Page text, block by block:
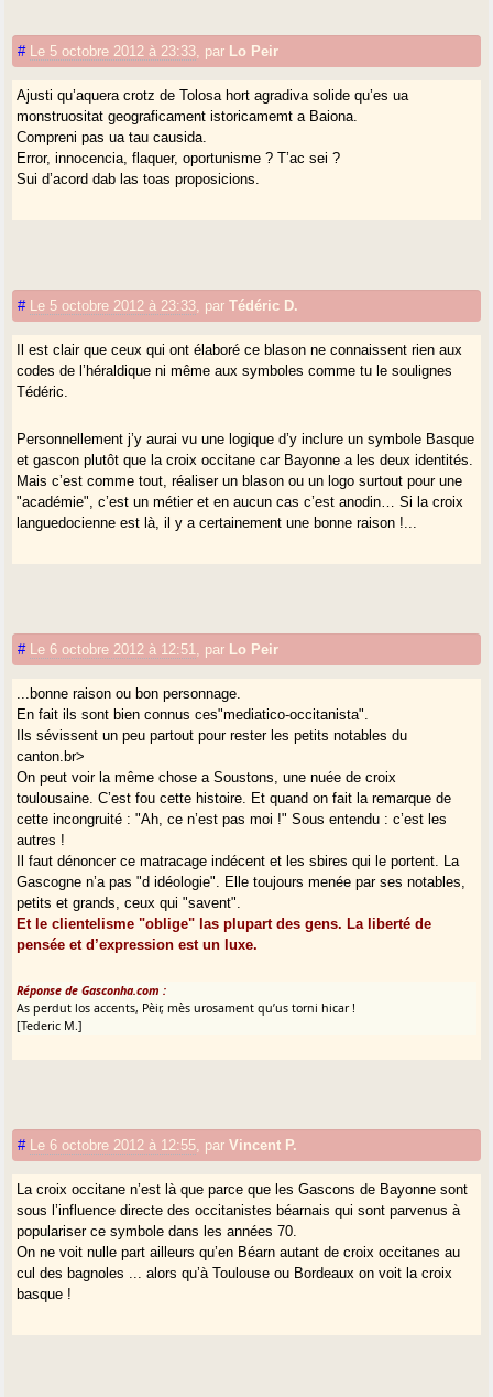
# Le 5 octobre 2012 à 23:33 par Lo Peir
Ajusti qu’aquera crotz de Tolosa hort agradiva solide qu’es ua
monstruositat geograficament istoricamemt a Baiona.
Compreni pas ua tau causida.
Error, innocencia, flaquer, oportunisme ? T’ac sei ?
Sui d’acord dab las toas proposicions.
# Le 5 octobre 2012 à 23:33 parTédéric D.
Il est clair que ceux qui ont élaboré ce blason ne connaissent rien aux
codes de l’héraldique ni même aux symboles comme tu le soulignes
Tédéric.
Personnellement j’y aurai vu une logique d’y inclure un symbole Basque
et gascon plutôt que la croix occitane car Bayonne a les deux identités.
Mais c’est comme tout, réaliser un blason ou un logo surtout pour une
"académie", c’est un métier et en aucun cas c’est anodin… Si la croix
languedocienne est là, il y a certainement une bonne raison !...
# Le 6 octobre 2012 à 12:51 par Lo Peir
...bonne raison ou bon personnage.
En fait ils sont bien connus ces"mediatico-occitanista".
Ils sévissent un peu partout pour rester les petits notables du
canton.br>
On peut voir la même chose a Soustons, une nuée de croix
toulousaine. C’est fou cette histoire. Et quand on fait la remarque de
cette incongruité : "Ah, ce n’est pas moi !" Sous entendu : c’est les
autres !
Il faut dénoncer ce matracage indécent et les sbires qui le portent. La
Gascogne n’a pas "d idéologie". Elle toujours menée par ses notables,
petits et grands, ceux qui "savent".
Et le clientelisme "oblige" las plupart des gens. La liberté de
pensée et d’expression est un luxe.
Réponse de Gasconha.com :
As perdut los accents, Pèir, mès urosament qu’us torni hicar !
[Tederic M.]
# Le 6 octobre 2012 à 12:55 parVincent P.
La croix occitane n’est là que parce que les Gascons de Bayonne sont
sous l’influence directe des occitanistes béarnais qui sont parvenus à
populariser ce symbole dans les années 70.
On ne voit nulle part ailleurs qu’en Béarn autant de croix occitanes au
cul des bagnoles ... alors qu’à Toulouse ou Bordeaux on voit la croix
basque !